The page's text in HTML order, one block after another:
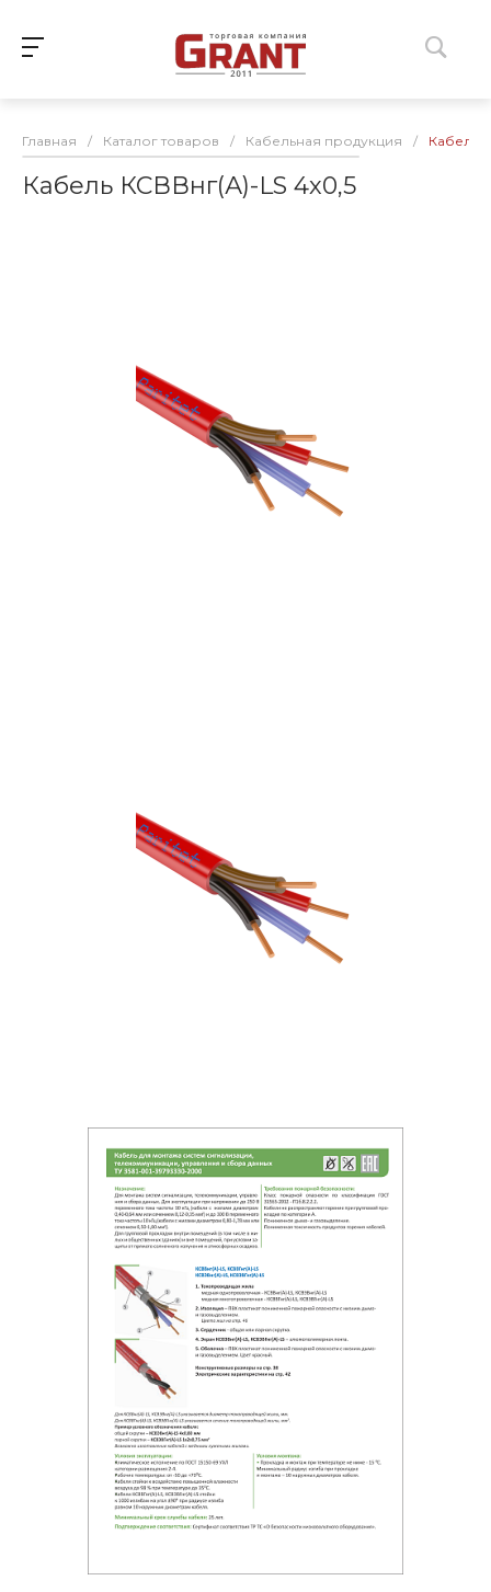
Главная / Каталог товаров / Кабельная продукция / Кабель
Кабель КСВВнг(А)-LS 4х0,5